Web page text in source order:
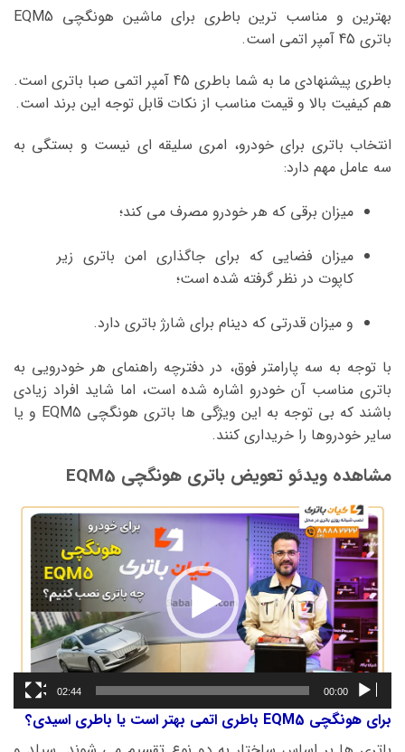
بهترین و مناسب ترین باطری برای ماشین هونگچی EQM5
باتری 45 آمپر اتمی است.
باطری پیشنهادی ما به شما باطری 45 آمپر اتمی صبا باتری است.
هم کیفیت بالا و قیمت مناسب از نکات قابل توجه این برند است.
انتخاب باتری برای خودرو، امری سلیقه ای نیست و بستگی به
سه عامل مهم دارد:
میزان برقی که هر خودرو مصرف می کند؛
میزان فضایی که برای جاگذاری امن باتری زیر
کاپوت در نظر گرفته شده است؛
و میزان قدرتی که دینام برای شارژ باتری دارد.
با توجه به سه پارامتر فوق، در دفترچه راهنمای هر خودرویی به
باتری مناسب آن خودرو اشاره شده است، اما شاید افراد زیادی
باشند که بی توجه به این ویژگی ها باتری هونگچی EQM5 و یا
سایر خودروها را خریداری کنند.
مشاهده ویدئو تعویض باتری هونگچی EQM5
نمایشگر
ویدیو
00:00
02:44
برای هونگچی EQM5 باطری اتمی بهتر است یا باطری اسیدی؟